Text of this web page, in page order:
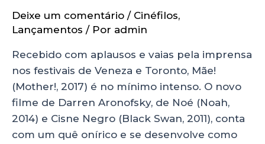
Deixe um comentário / Cinéfilos,
Lançamentos / Por admin
Recebido com aplausos e vaias pela imprensa
nos festivais de Veneza e Toronto, Mãe!
(Mother!, 2017) é no mínimo intenso. O novo
filme de Darren Aronofsky, de Noé (Noah,
2014) e Cisne Negro (Black Swan, 2011), conta
com um quê onírico e se desenvolve como